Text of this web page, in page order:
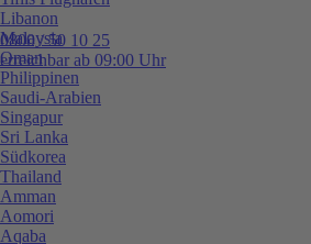
0800 / 50 10 25
erreichbar ab 09:00 Uhr
Libanon
Malaysia
Oman
Philippinen
Saudi-Arabien
Singapur
Sri Lanka
Südkorea
Thailand
Amman
Aomori
Aqaba